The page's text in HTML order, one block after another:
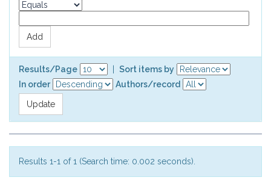
Results/Page
Sort items by
In order
Authors/record
Results 1-1 of 1 (Search time: 0.002 seconds).